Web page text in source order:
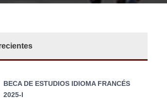
BECA DE ESTUDIOS IDIOMA FRANCÉS
2025-I